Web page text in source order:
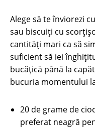
Alege să te înviorezi
sau biscuiți cu
cantități mari ca să
suficient să iei
bucățică până la
bucuria momentului
20 de grame de
preferat neagră